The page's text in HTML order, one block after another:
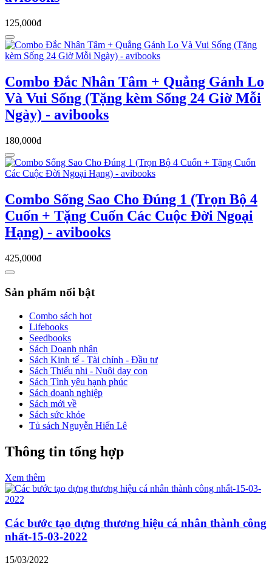
125,000đ
Combo Đắc Nhân Tâm + Quẳng Gánh Lo
Và Vui Sống (Tặng kèm Sống 24 Giờ Mỗi
Ngày) - avibooks
180,000đ
Combo Sống Sao Cho Đúng 1 (Trọn Bộ 4
Cuốn + Tặng Cuốn Các Cuộc Đời Ngoại
Hạng) - avibooks
425,000đ
Sản phẩm nổi bật
Combo sách hot
Lifebooks
Seedbooks
Sách Doanh nhân
Sách Kinh tế - Tài chính - Đầu tư
Sách Thiếu nhi - Nuôi dạy con
Sách Tình yêu hạnh phúc
Sách doanh nghiệp
Sách mới về
Sách sức khỏe
Tủ sách Nguyễn Hiến Lê
Thông tin tổng hợp
Xem thêm
Các bước tạo dựng thương hiệu cá nhân thành công
nhất-15-03-2022
15/03/2022